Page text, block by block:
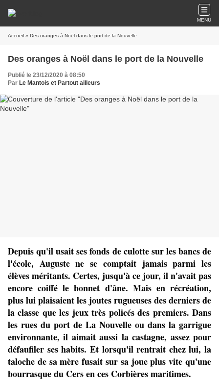
MENU
Accueil » Des oranges à Noël dans le port de la Nouvelle
Des oranges à Noël dans le port de la Nouvelle
Publié le 23/12/2020 à 08:50
Par Le Mantois et Partout ailleurs
Depuis qu'il usait ses fonds de culotte sur les bancs de
l'école, Auguste ne se comptait jamais parmi les
élèves méritants. Certes, jusqu'à ce jour, il n'avait pas
encore coiffé le bonnet d'âne. Mais en récréation,
plus lui plaisaient les joutes rugueuses des derniers de
la classe que les jeux très policés des premiers. Dans
les rues du port de La Nouvelle ou dans la garrigue
environnante, il aimait aussi la castagne, assez pour
défaufiler ses habits. Et lorsqu'il rentrait chez lui, la
taloche de sa mère fusait sur sa joue plus vite qu'une
bourrasque du Cers en ces Corbières maritimes.